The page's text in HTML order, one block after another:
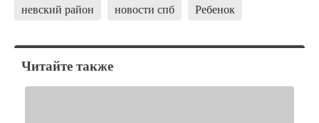
невский район новости спб Ребенок
Читайте также